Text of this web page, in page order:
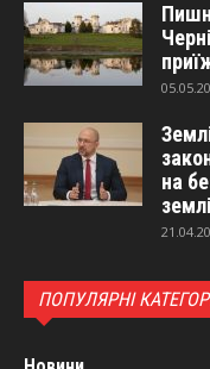
на
ПОПУЛЯРНІ